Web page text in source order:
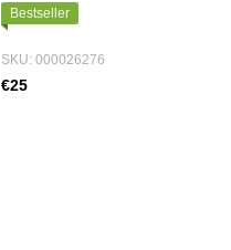
Bestseller
SKU: 000026276
€25